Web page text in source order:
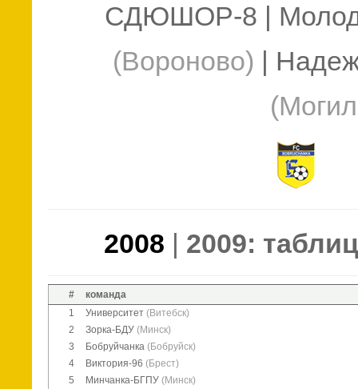
СДЮШОР-8 |
(Вороново) |
2008 | 2009:
#
команда
1
Университет (Витебск)
2
Зорка-БДУ (Минск)
3
Бобруйчанка (Бобруйск)
4
Виктория-96 (Брест)
5
Минчанка-БГПУ (Минск)